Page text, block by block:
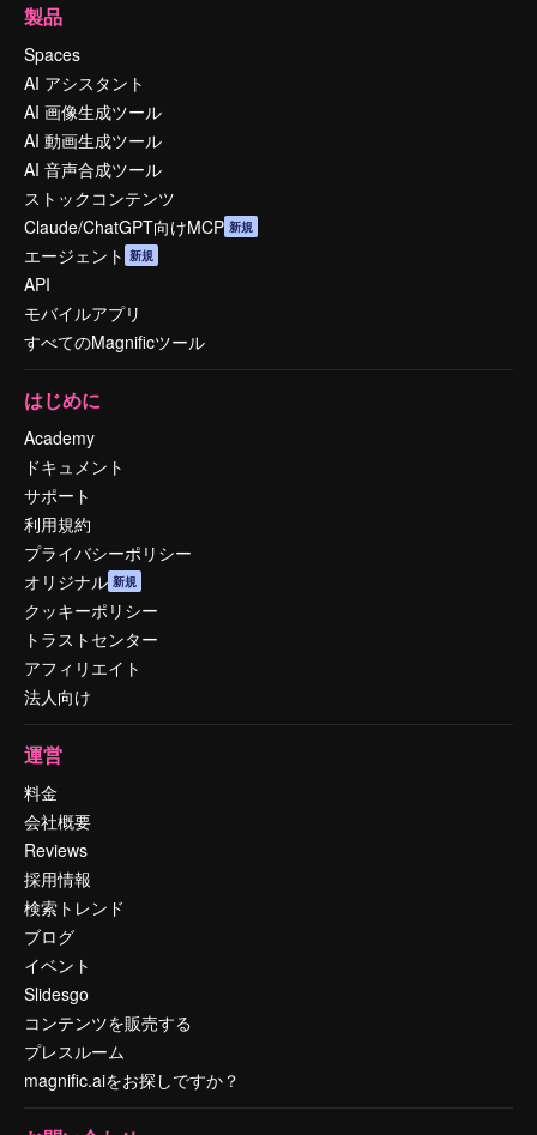
製品
Spaces
AI アシスタント
AI 画像生成ツール
AI 動画生成ツール
AI 音声合成ツール
ストックコンテンツ
Claude/ChatGPT向けMCP 新規
エージェント 新規
API
モバイルアプリ
すべてのMagnificツール
はじめに
Academy
ドキュメント
サポート
利用規約
プライバシーポリシー
オリジナル 新規
クッキーポリシー
トラストセンター
アフィリエイト
法人向け
運営
料金
会社概要
Reviews
採用情報
検索トレンド
ブログ
イベント
Slidesgo
コンテンツを販売する
プレスルーム
magnific.aiをお探しですか？